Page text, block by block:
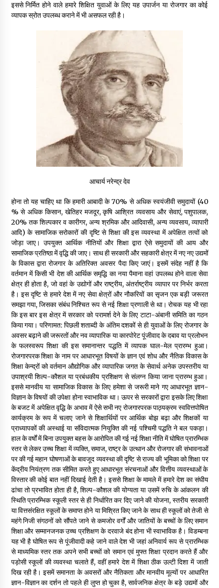
इससे निर्मित होने वाले हमारे शिक्षित युवाओं के लिए यह उपार्जन या रोजगार का कोई
व्यापक स्रोत उपलब्ध कराने में भी असफल रही है।
आचार्य नरेन्द्र देव
होना तो यह चाहिए था कि हमारी आबादी के 70% से अधिक स्वयंजीवी समुदायों (40
% से अधिक किसान, खेतिहर मजदूर, कृषि आश्रित व्यवसाय और सेवाएं, पशुपालक,
20% तक शिल्पकार व कारीगर, अन्य श्रमिक और आदिवासी, अन्य व्यवसाय, व्यापारी
आदि) के सामाजिक सरोकारों की दृष्टि से शिक्षा की इस व्यवस्था में अपेक्षित तत्वों को
जोड़ा जाए। उपयुक्त आर्थिक नीतियों और शिक्षा द्वारा ऐसे समुदायों की आय और
सामाजिक प्रतिष्ठा में वृद्धि की जाए। साथ ही सरकारी और सहकारी क्षेत्र में नए नए उद्यमों
के विकास द्वारा रोजगार के अतिरिक्त अवसर पैदा किए जाएं। इसमें संदेह नहीं है कि
वर्तमान में किसी भी देश की आर्थिक समृद्धि का नया पैमाना वहां उपलब्ध होने वाला सेवा
क्षेत्र ही होता है, जो वहां के उद्योगों और राष्ट्रीय, अंतर्राष्ट्रीय व्यापार पर निर्भर करता
है। इस दृष्टि से हमारे देश में नए सेवा क्षेत्रों और नौकरियों का सृजन एक बड़ी जरूरत
समझा गया, जिसका संबंध निश्चित रूप से नई शिक्षा प्रणाली से था। रोचक यह भी रहा
कि इस बार इस क्षेत्र में सरकार को परामर्श देने के लिए टाटा-अंबानी समिति का गठन
किया गया। परिणामत: पिछली शताब्दी के अंतिम दशकों से ही युवाओं के लिए रोजगार के
अवसर बढ़ाने की जरूरतों और नव व्यापारिक या कारपोरेट पूंजीवाद के दबाव या प्रलोभन
के फलस्वरूप शिक्षा की इस समानान्तर पद्धति में व्यापक घाल-मेल प्रारम्भ हुआ।
रोजगारपरक शिक्षा के नाम पर आधारभूत विषयों के ज्ञान एवं शोध और नैतिक विकास के
शिक्षा केन्द्रों को वर्तमान औद्योगिक और व्यापारिक जगत के सेवार्थ अनेक उपस्तरीय या
उपाश्रयी शिल्प-कौशल या प्रबंधकीय प्रशिक्षण से संलग्न किया जाना प्रारम्भ हुआ।
इससे मानवीय या सामाजिक विकास के लिए हमेशा से जरूरी माने गए आधारभूत ज्ञान-
विज्ञान के विषयों की उपेक्षा होना स्वाभाविक था। ऊपर से सरकारों द्वारा इसके लिए शिक्षा
के बजट में अपेक्षित वृद्धि के अभाव में ऐसे सभी नए रोजगारपरक पाठ्यक्रम स्ववित्तपोषित
कार्यक्रम के रूप में चलाए जाने से शिक्षार्थियों पर आर्थिक बोझ बढ़ा और शिक्षकों या
प्राध्यापकों की अस्थाई या संविदात्मक नियुक्ति की नई पश्चिमी पद्धति ने बल पकड़ा।
हाल के वर्षों में बिना उपयुक्त बहस के आरोपित की गई नई शिक्षा नीति में घोषित प्रारम्भिक
स्तर से लेकर उच्च शिक्षा में व्यक्ति, समाज, राष्ट्र के उत्थान और रोजगार की संभावनाओं
पर की गई महान घोषणाओं के बावजूद व्यवस्था की दृष्टि से राज्य की भूमिका को शिक्षा पर
केंद्रीय नियंत्रण तक सीमित करते हुए आधारभूत संरचनाओं और वित्तीय व्यवस्थाओं के
विस्तार की कोई बात नहीं दिखाई देती है। इससे शिक्षा के मामले में हमारे देश का संघीय
ढांचा तो प्रभावित होता ही है, शिल्प-कौशल की योग्यता या उसमें रुचि के आंकलन की
स्थिति प्रारम्भिक स्कूली स्तर से ही निर्धारित कर दिए जाने की योजना, स्तरीय सरकारी
या वित्तसंरक्षित स्कूलों के समाप्त होने या मिश्रित किए जाने के साथ ही स्कूलों को तेजी से
महंगे निजी संगठनों को सौंपते जाने से कमजोर वर्गों और जातियों के बच्चों के लिए समान
शिक्षा और सम्मानजनक उच्च प्रशिक्षण के दरवाजे बंद होना भी स्वाभाविक है। विडम्बना
यह भी है घोषित रूप से पूंजीवादी कहे जाने वाले देश भी जहां अनिवार्य रूप से प्रारम्भिक
से माध्यमिक स्तर तक अपने सभी बच्चों को समान एवं मुफ्त शिक्षा प्रदान करते हैं और
पड़ोसी स्कूलों की व्यवस्था चलाते हैं, वहीं हमारे देश में शिक्षा ठीक उल्टी दिशा में जाती
दिख रही है। इसमें समानता के अवसरों और नैतिकता और मानवीय मूल्यों पर आधारित
ज्ञान-विज्ञान का दर्शन तो पहले ही लुप्त हो चुका है, सार्वजनिक क्षेत्र के बड़े उद्यमों और